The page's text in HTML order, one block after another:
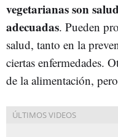
vegetarianas son
adecuadas. Pueden
salud, tanto en la
ciertas enfermedades.
de la alimentación,